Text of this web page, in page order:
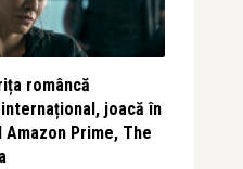
româncă
joacă în
Amazon Prime, The